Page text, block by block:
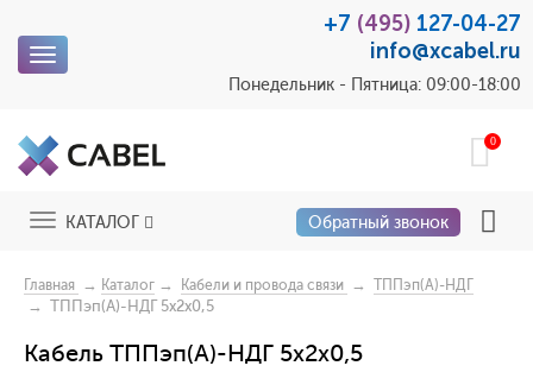
Toggle
+7 (495) 127-04-27
info@xcabel.ru
Понедельник - Пятница: 09:00-18:00
0
ToggleКАТАЛОГ Обратный звонок
Главная → Каталог → Кабели и провода связи → ТППэп(A)-НДГ
→ ТППэп(A)-НДГ 5x2x0,5
Кабель ТППэп(A)-НДГ 5x2x0,5